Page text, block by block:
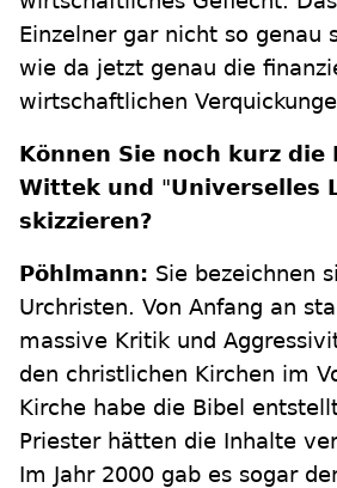
Einzelner gar nicht so genau
wie da jetzt genau die
wirtschaftlichen
Können Sie noch kurz die
Wittek und "Universelles
skizzieren?
Pöhlmann: Sie bezeichnen
Urchristen. Von Anfang an
massive Kritik und
den christlichen Kirchen im
Kirche habe die Bibel
Priester hätten die Inhalte
Im Jahr 2000 gab es sogar